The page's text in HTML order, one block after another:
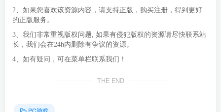
2、如果您喜欢该资源内容，请支持正版，购买注册，得到更好
的正版服务。
3、我们非常重视版权问题, 如果有侵犯版权的资源请尽快联系站
长，我们会在24h内删除有争议的资源。
4、如有疑问，可在菜单栏联系我们！
THE END
PC游戏